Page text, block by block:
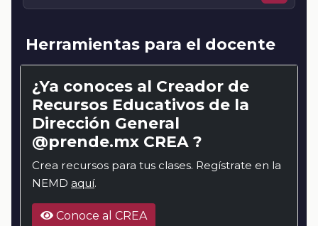
Herramientas para el docente
¿Ya conoces al Creador de
Recursos Educativos de la
Dirección General
@prende.mx CREA ?
Crea recursos para tus clases. Regístrate en la
NEMD aquí.
Conoce al CREA